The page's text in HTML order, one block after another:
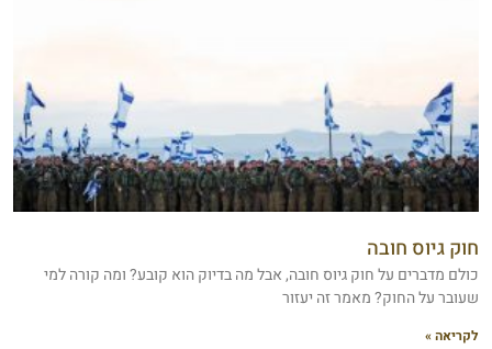
חוק גיוס חובה
כולם מדברים על חוק גיוס חובה, אבל מה בדיוק הוא קובע? ומה קורה למי
שעובר על החוק? מאמר זה יעזור
לקריאה »